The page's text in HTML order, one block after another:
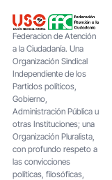
Federacion de Atención
a la Ciudadanía. Una
Organización Sindical
Independiente de los
Partidos políticos,
Gobierno,
Administración Pública u
otras Instituciones; una
Organización Pluralista,
con profundo respeto a
las convicciones
políticas, filosóficas,